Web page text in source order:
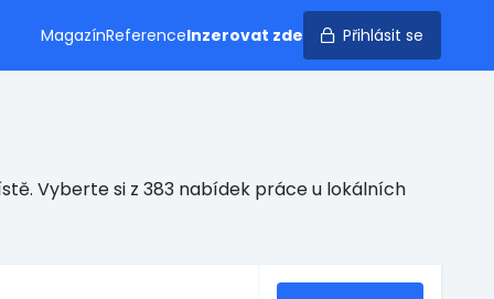
MagazínReferenceInzerovat zde Přihlásit se
Vyberte si z 383 nabídek práce u lokálních